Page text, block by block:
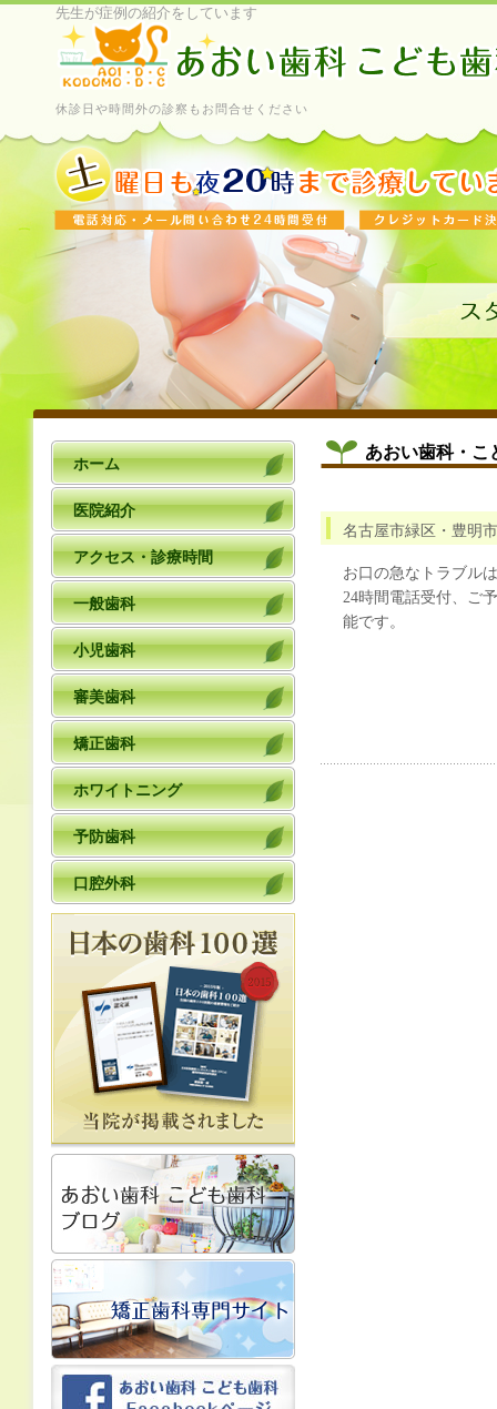
先生が症例の紹介をしています
休診日や時間外の診察もお問合せください
あおい歯科・こ
名古屋市緑区・豊明
お口の急なトラブル
24時間電話受付、ご
能です。
ホーム
医院紹介
アクセス・診療時間
一般歯科
小児歯科
審美歯科
矯正歯科
ホワイトニング
予防歯科
口腔外科